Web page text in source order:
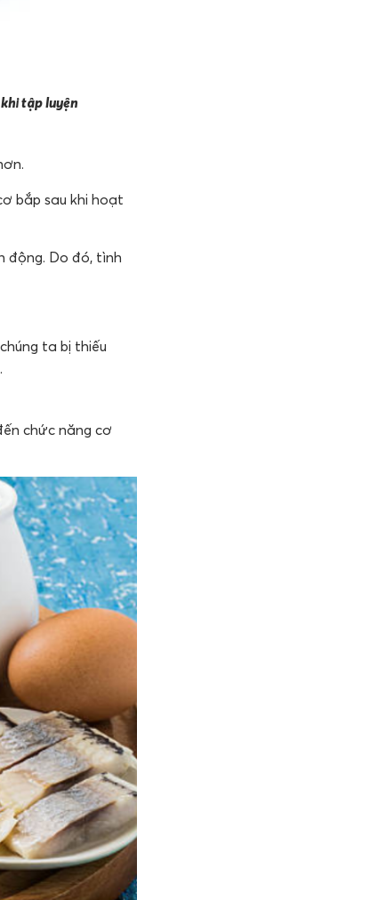
tập luyện
bắp sau khi hoạt
động. Do đó, tình
ta bị thiếu
chức năng cơ